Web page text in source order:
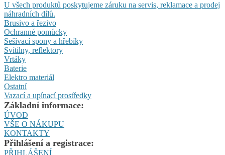
U všech produktů poskytujeme záruku na servis, reklamace a prodej
náhradních dílů.
Brusivo a řezivo
Ochranné pomůcky
Sešívací spony a hřebíky
Svítilny, reflektory
Vrtáky
Baterie
Elektro materiál
Ostatní
Vazací a upínací prostředky
Základní informace:
ÚVOD
VŠE O NÁKUPU
KONTAKTY
Přihlášení a registrace:
PŘIHLÁŠENÍ